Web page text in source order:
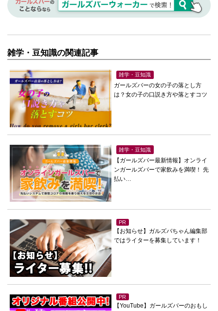
雑学・豆知識の関連記事
雑学・豆知識
ガールズバーの女の子の落とし方
は？女の子の口説き方や落とすコツ
雑学・豆知識
【ガールズバー最新情報】オンライ
ンガールズバーで家飲みを満喫！ 先
払い…
PR
【お知らせ】ガルズバちゃん編集部
ではライターを募集しています！
PR
【YouTube】ガールズバーのおもし